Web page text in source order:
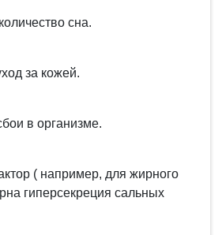
сна.
за кожей.
в организме.
( например, для жирного
гиперсекреция сальных